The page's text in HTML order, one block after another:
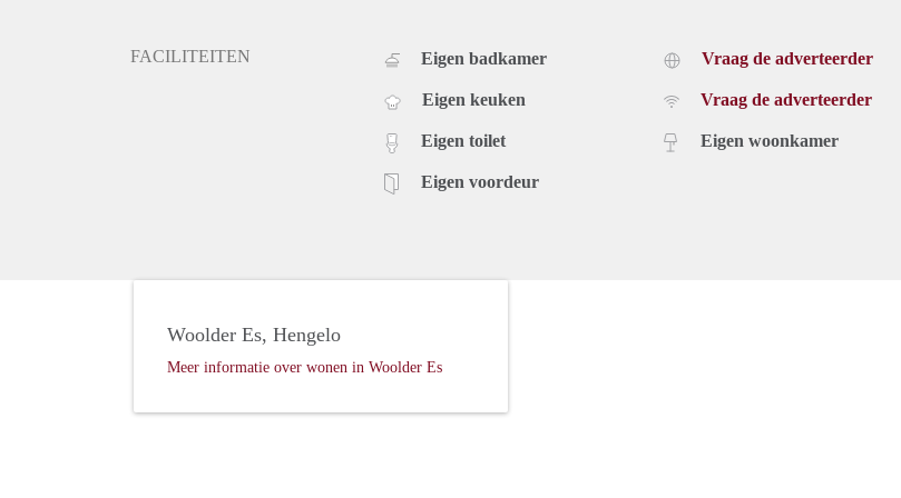
FACILITEITEN Eigen badkamer
Eigen keuken
Eigen toilet
Eigen voordeur
Vraag de adverteerder
Vraag de adverteerder
Eigen woonkamer
Woolder Es, Hengelo
Meer informatie over wonen in Woolder Es